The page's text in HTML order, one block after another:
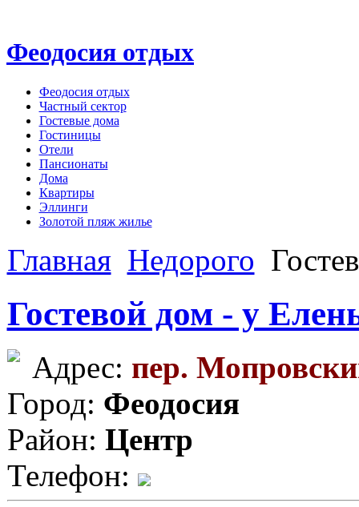
Феодосия отдых
Феодосия отдых
Частный сектор
Гостевые дома
Гостиницы
Отели
Пансионаты
Дома
Квартиры
Эллинги
Золотой пляж жилье
Главная Недорого
Гостевой дом - у
Адрес: пер.
Город: Феодосия
Район: Центр
Телефон: